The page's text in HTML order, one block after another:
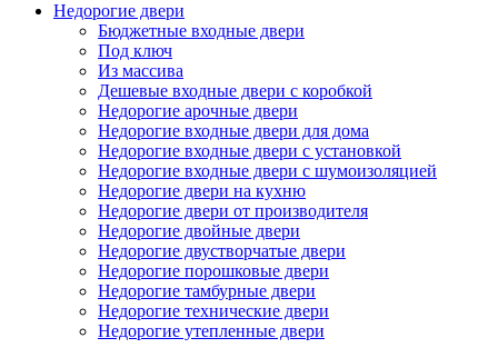
Недорогие двери
Бюджетные входные двери
Под ключ
Из массива
Дешевые входные двери с коробкой
Недорогие арочные двери
Недорогие входные двери для дома
Недорогие входные двери с установкой
Недорогие входные двери с шумоизоляцией
Недорогие двери на кухню
Недорогие двери от производителя
Недорогие двойные двери
Недорогие двустворчатые двери
Недорогие порошковые двери
Недорогие тамбурные двери
Недорогие технические двери
Недорогие утепленные двери